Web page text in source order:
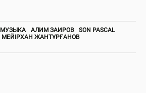
МУЗЫКА АЛИМ ЗАИРОВ
SON PASCAL
МЕЙІРХАН ЖАНТҰРҒАНОВ